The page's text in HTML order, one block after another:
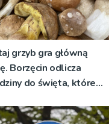
grzyb gra główną
Borzęcin odlicza
do święta, które